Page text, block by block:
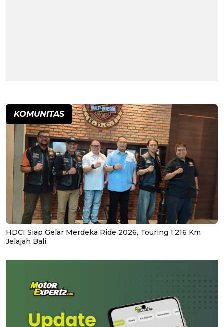
KOMUNITAS
HDCI Siap Gelar Merdeka Ride 2026, Touring 1.216 Km
Jelajah Bali